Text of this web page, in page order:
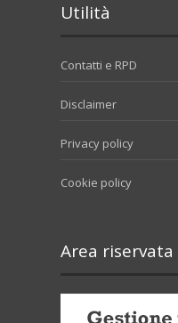
Utilità
Contatti e RPD
Disclaimer
Privacy policy
Cookie policy
Area riservata